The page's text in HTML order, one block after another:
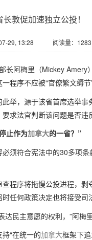
长敦促加速独立公投！
29, 13:28 阅读量：
长阿梅里（Mickey Amery
程序不应被“官僚繁文缛节
举，源于该省首席选举
求法官判断该问题是否违
止作为加拿大的一省？”
须符合宪法中的30多项
程序将拖慢公投进程，
任何政策决定也将接受司
民主意愿的权利，”阿梅里
“在统一的加拿大框架下追